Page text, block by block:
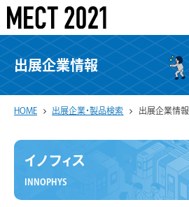
出展企業情報
HOME 出展企業・製品検索 出展企業情報
イノフィス
INNOPHYS